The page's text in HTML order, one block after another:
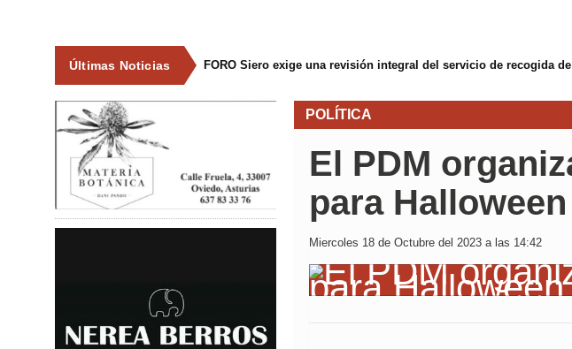
Últimas Noticias FORO Siero exige una revisión integral del servicio de recogida
POLÍTICA
El PDM
para Halloween
Miercoles 18 de Octubre del 2023 a las 14:42